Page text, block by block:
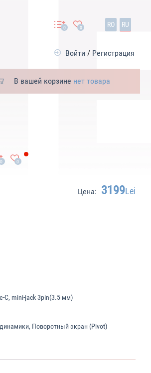
0 0 RO RU
Войти / Регистрация
В вашей корзине нет товара
0 0
Цена: 3199Lei
C, mini-jack 3pin(3.5 мм)
Поворотный экран (Pivot)